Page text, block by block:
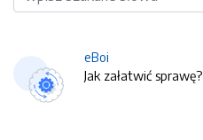
eBoi
Jak załatwić sprawę?